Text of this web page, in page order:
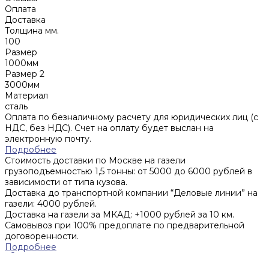
Оплата
Доставка
Толщина мм.
100
Размер
1000мм
Размер 2
3000мм
Материал
сталь
Оплата по безналичному расчету для юридических лиц (с
НДС, без НДС). Счет на оплату будет выслан на
электронную почту.
Подробнее
Стоимость доставки по Москве на газели
грузоподъемностью 1,5 тонны: от 5000 до 6000 рублей в
зависимости от типа кузова.
Доставка до транспортной компании “Деловые линии” на
газели: 4000 рублей.
Доставка на газели за МКАД: +1000 рублей за 10 км.
Самовывоз при 100% предоплате по предварительной
договоренности.
Подробнее